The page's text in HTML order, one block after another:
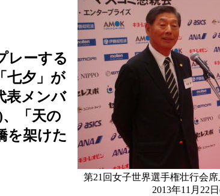
第21回女子世界選手権壮行会
2013年11月22
レーする
七夕」が
表メンバ
「天の
を架けた